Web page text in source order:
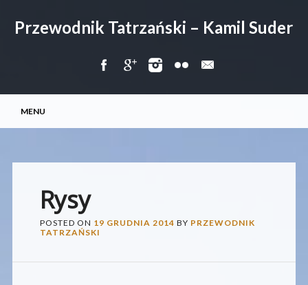
Przewodnik Tatrzański – Kamil Suder
Main menu
MENU
Rysy
POSTED ON 19 GRUDNIA 2014 BY PRZEWODNIK
TATRZAŃSKI